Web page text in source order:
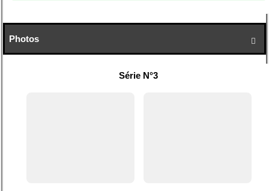

Photos
Série N°3